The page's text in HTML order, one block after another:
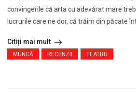
convingerile că arta cu adevărat mare
lucrurile care ne dor, că trăim din păcate
Citiți mai mult
MUNCĂ RECENZII TEATRU